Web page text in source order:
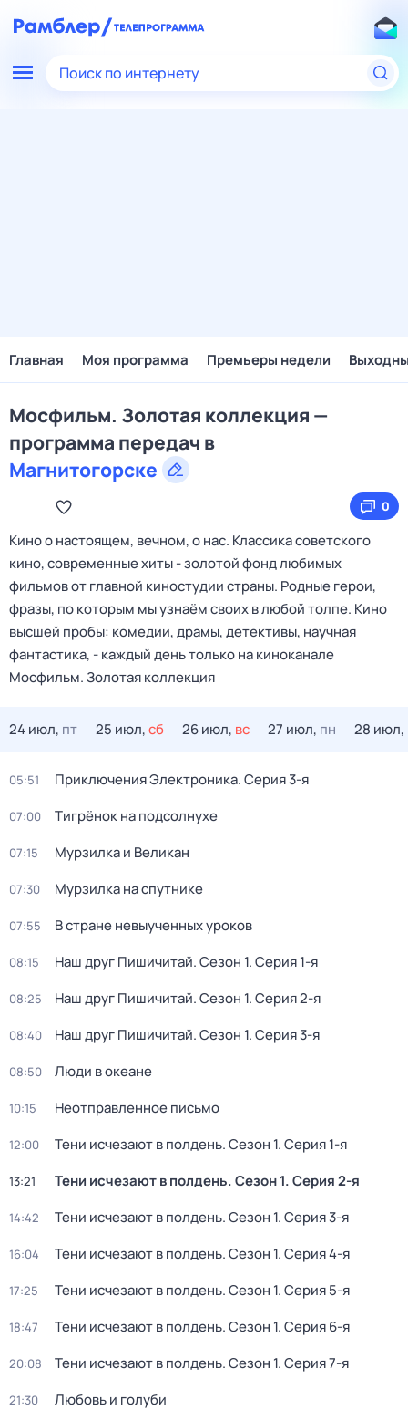
Поиск по интернету
Главная Моя программа Премьеры недели
Мосфильм. Золотая коллекция —
программа передач в
Магнитогорске
0
Кино о настоящем, вечном, о нас. Классика советского
кино, современные хиты - золотой фонд любимых
фильмов от главной киностудии страны. Родные герои,
фразы, по которым мы узнаём своих в любой толпе. Кино
высшей пробы: комедии, драмы, детективы, научная
фантастика, - каждый день только на киноканале
Мосфильм. Золотая коллекция
24 июл, пт 25 июл,сб 26 июл, вс 27 июл, пн 28 июл,
05:51 Приключения Электроника. Серия 3-я
07:00 Тигрёнок на подсолнухе
07:15 Мурзилка и Великан
07:30 Мурзилка на спутнике
07:55 В стране невыученных уроков
08:15 Наш друг Пишичитай. Сезон 1. Серия 1-я
08:25 Наш друг Пишичитай. Сезон 1. Серия 2-я
08:40 Наш друг Пишичитай. Сезон 1. Серия 3-я
08:50 Люди в океане
10:15 Неотправленное письмо
12:00 Тени исчезают в полдень. Сезон 1. Серия 1-я
13:21 Тени исчезают в полдень. Сезон 1. Серия 2-я
14:42 Тени исчезают в полдень. Сезон 1. Серия 3-я
16:04 Тени исчезают в полдень. Сезон 1. Серия 4-я
17:25 Тени исчезают в полдень. Сезон 1. Серия 5-я
18:47 Тени исчезают в полдень. Сезон 1. Серия 6-я
20:08 Тени исчезают в полдень. Сезон 1. Серия 7-я
21:30 Любовь и голуби